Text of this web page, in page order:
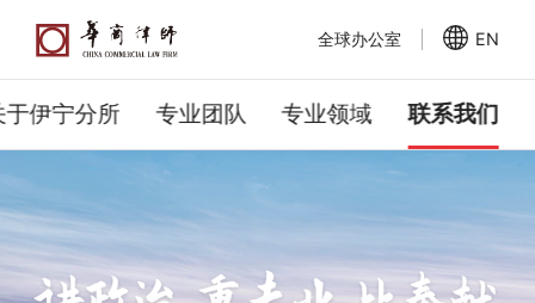
全球办公室 EN
于伊宁分所 专业团队 专业领域 联系我们